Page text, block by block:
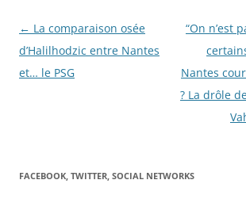
Post
navigation
← La comparaison osée
d’Halilhodzic entre Nantes
et… le PSG
“On n’est
Nantes
? La drôle
FACEBOOK, TWITTER, SOCIAL NETWORKS